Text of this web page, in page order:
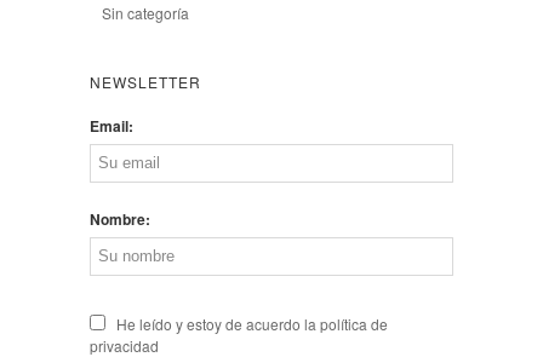
Sin categoría
NEWSLETTER
Email:
Nombre:
He leído y estoy de acuerdo la política de
privacidad